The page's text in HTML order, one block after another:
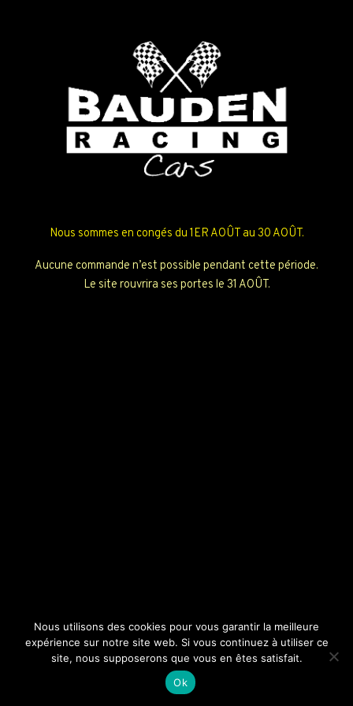
Nous sommes en congés du 1ER AOÛT au 30 AOÛT.
Aucune commande n’est possible pendant cette période.
Le site rouvrira ses portes le 31 AOÛT.
Nous utilisons des cookies pour vous garantir la meilleure
expérience sur notre site web. Si vous continuez à utiliser ce
site, nous supposerons que vous en êtes satisfait.
Ok